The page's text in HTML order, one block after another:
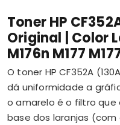
Toner HP
Original | Color
M176n M177
O toner HP CF352A
dá uniformidade a
o amarelo é o filtro que
base dos laranjas